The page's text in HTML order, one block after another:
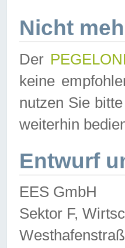
Nicht
Der
keine
nutzen Sie
weiterhin
Entwurf
EES GmbH
Sektor F,